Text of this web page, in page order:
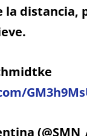
la distancia,